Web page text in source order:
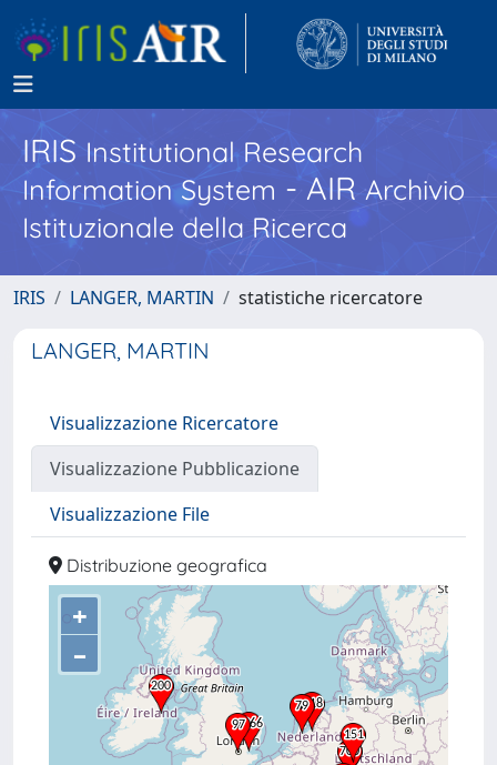
IRISInstitutional Research
Information System - AIR Archivio
Istituzionale della Ricerca
IRIS LANGER, MARTIN statistiche ricercatore
LANGER, MARTIN
Visualizzazione Ricercatore
Visualizzazione Pubblicazione
Visualizzazione File
Distribuzione geografica
+
–